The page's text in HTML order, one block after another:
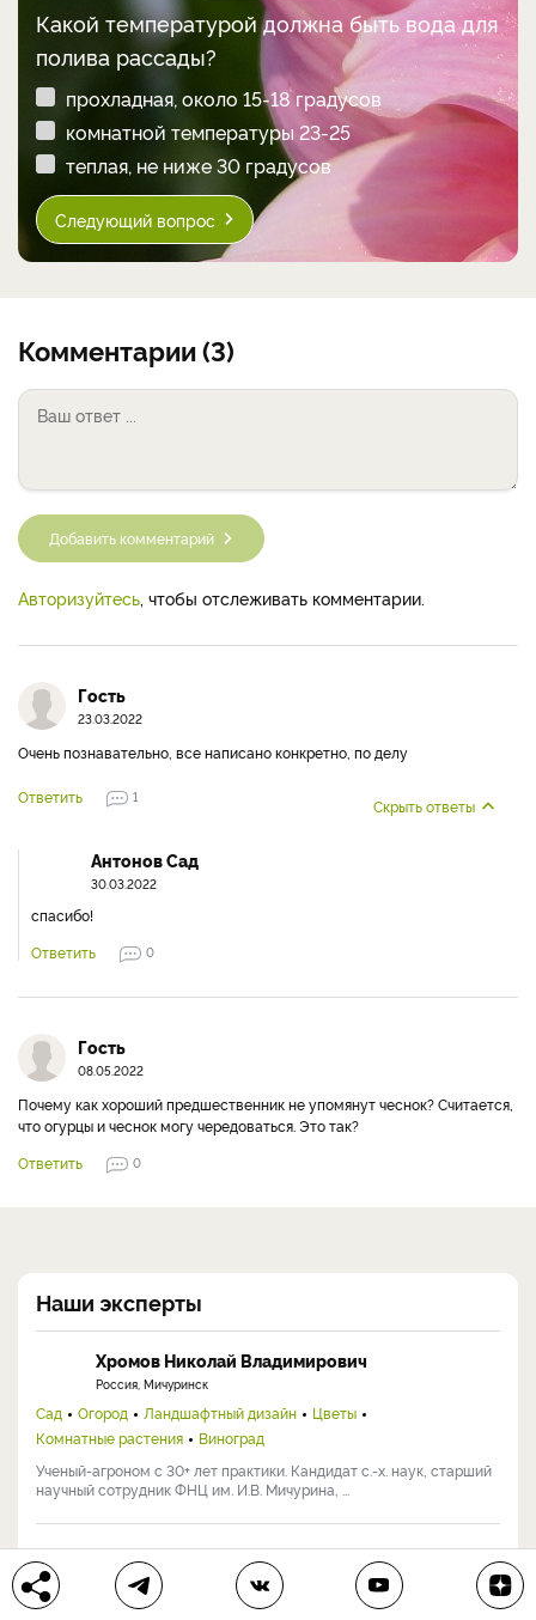
Какой температурой должна быть вода для
полива рассады?
прохладная, около 15-18 градусов
комнатной температуры 23-25
теплая, не ниже 30 градусов
Следующий вопрос
Комментарии (3)
Добавить комментарий
Авторизуйтесь, чтобы отслеживать комментарии.
Гость
23.03.2022
Очень познавательно, все написано конкретно, по делу
Ответить 1 Скрыть ответы
Антонов Сад
30.03.2022
спасибо!
Ответить
0
Гость
08.05.2022
Почему как хороший предшественник не упомянут чеснок? Считается,
что огурцы и чеснок могу чередоваться. Это так?
Ответить
0
Наши эксперты
Хромов Николай Владимирович
Россия, Мичуринск
Сад Огород Ландшафтный дизайн
Цветы
Комнатные растения
Виноград
Ученый-агроном с 30+ лет практики. Кандидат с.-х. наук, старший
научный сотрудник ФНЦ им. И.В. Мичурина, ...
Ольга Никонорова
Россия, Тольятти
Сад Огород Ландшафтный дизайн Строительство